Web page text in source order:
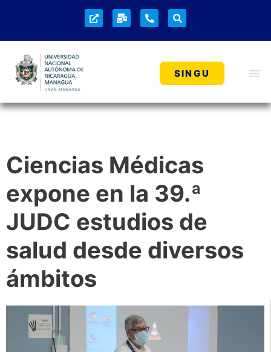
SINGU
Ciencias Médicas
expone en la 39.ª
JUDC estudios de
salud desde diversos
ámbitos